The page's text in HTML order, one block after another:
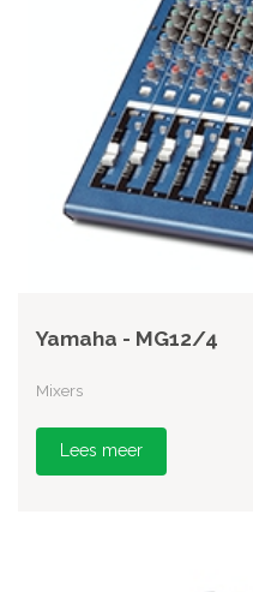
Yamaha - MG12/4
Mixers
Lees meer